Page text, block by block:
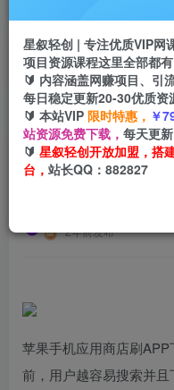
首页 创业课程 VIP免费
苹果手机试玩小兼职
撸30+
2年前发布
苹果手机应用商店刷
前，用户越容易搜索并
星叙轻创 | 专注优质VIP网
项目资源课程这里全部都有
🔰 内容涵盖网赚项目、引
每日稳定更新20-30优质资
🔰 本站VIP 限时特惠， ￥
站资源免费下载， 每天更
🔰 星叙轻创开放加盟，搭
台， 站长QQ：882827